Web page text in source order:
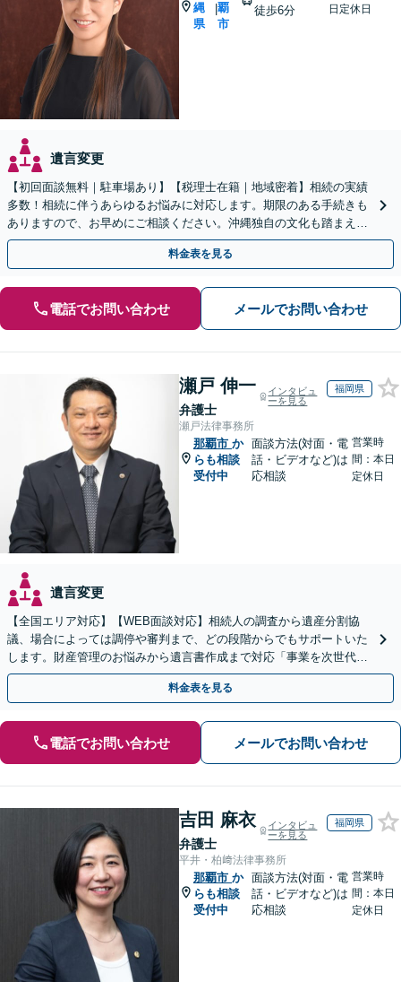
縄
県
|覇
市
徒歩6分
日定休日
遺言変更
【初回面談無料｜駐車場あり】【税理士在籍｜地域密着】相続の実績
多数！相続に伴うあらゆるお悩みに対応します。期限のある手続きも
ありますので、お早めにご相談ください。沖縄独自の文化も踏まえ解
決へ【WEB面談可】
料金表を見る
電話でお問い合わせ メールでお問い合わせ
瀬戸 伸一
弁護士
インタビュ
ーを見る
福岡県
瀬戸法律事務所
那覇市 か
らも相談
受付中
面談方法(対面・電
話・ビデオなど)は
応相談
営業時
間：本日
定休日
遺言変更
【全国エリア対応】【WEB面談対応】相続人の調査から遺産分割協
議、場合によっては調停や審判まで、どの段階からでもサポートいた
します。財産管理のお悩みから遺言書作成まで対応「事業を次世代に
引き継ぐ安心の事業承継をサポート」【完全個室相談】
料金表を見る
電話でお問い合わせ メールでお問い合わせ
吉田 麻衣
弁護士
インタビュ
ーを見る
福岡県
平井・柏﨑法律事務所
那覇市 か
らも相談
受付中
面談方法(対面・電
話・ビデオなど)は
応相談
営業時
間：本日
定休日